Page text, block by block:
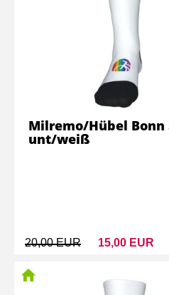
20,00 EUR 15,00 EUR
Milremo/Hübel Bonn
unt/weiß